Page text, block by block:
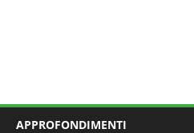
APPROFONDIMENTI